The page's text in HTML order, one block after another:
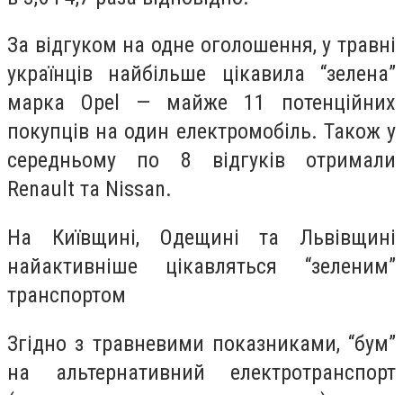
За відгуком на одне оголошення, у травні
українців найбільше цікавила “зелена”
марка Opel — майже 11 потенційних
покупців на один електромобіль. Також у
середньому по 8 відгуків отримали
Renault та Nissan.
На Київщині, Одещині та Львівщині
найактивніше цікавляться “зеленим”
транспортом
Згідно з травневими показниками, “бум”
на альтернативний електротранспорт